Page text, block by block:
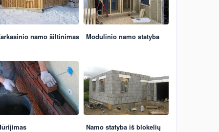
namo šiltinimas Modulinio namo statyba
Namo statyba iš blokelių